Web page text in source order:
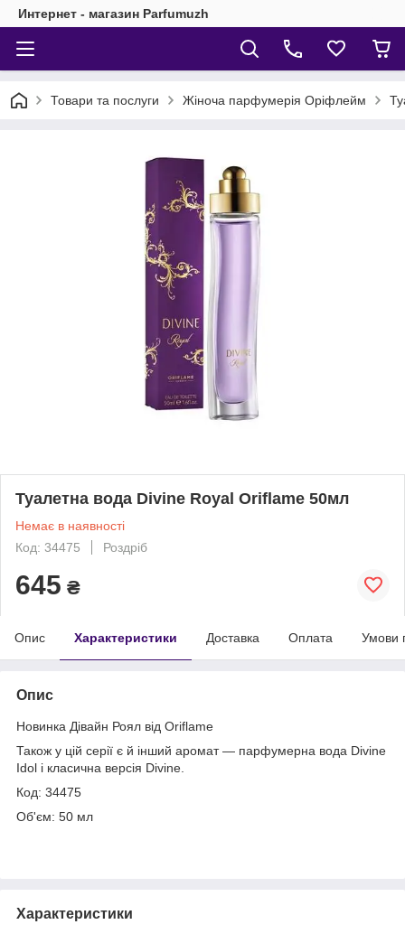
Интернет - магазин Parfumuzh
Товари та послуги Жіноча парфумерія Оріфлейм
Туалетна вода Divine Royal Oriflame 50мл
Немає в наявності
Код: 34475
Роздріб
645 ₴
Опис Характеристики Доставка Оплата Умови
Опис
Новинка Дівайн Роял від Oriflame
Також у цій серії є й інший аромат — парфумерна вода Divine
Idol і класична версія Divine.
Код: 34475
Об'єм: 50 мл
Характеристики